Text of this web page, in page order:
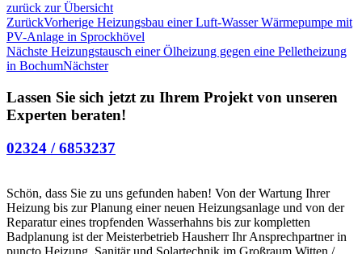
zurück zur Übersicht
ZurückVorherige Heizungsbau einer Luft-Wasser Wärmepumpe mit
PV-Anlage in Sprockhövel
Nächste Heizungstausch einer Ölheizung gegen eine Pelletheizung
in BochumNächster
Lassen Sie sich jetzt zu Ihrem Projekt von unseren
Experten beraten!
02324 / 6853237
Schön, dass Sie zu uns gefunden haben! Von der Wartung Ihrer
Heizung bis zur Planung einer neuen Heizungsanlage und von der
Reparatur eines tropfenden Wasserhahns bis zur kompletten
Badplanung ist der Meisterbetrieb Hausherr Ihr Ansprechpartner in